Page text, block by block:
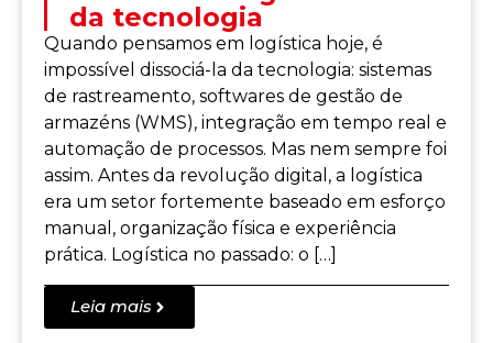
da tecnologia
Quando pensamos em logística hoje, é
impossível dissociá-la da tecnologia: sistemas
de rastreamento, softwares de gestão de
armazéns (WMS), integração em tempo real e
automação de processos. Mas nem sempre foi
assim. Antes da revolução digital, a logística
era um setor fortemente baseado em esforço
manual, organização física e experiência
prática. Logística no passado: o […]
Leia mais